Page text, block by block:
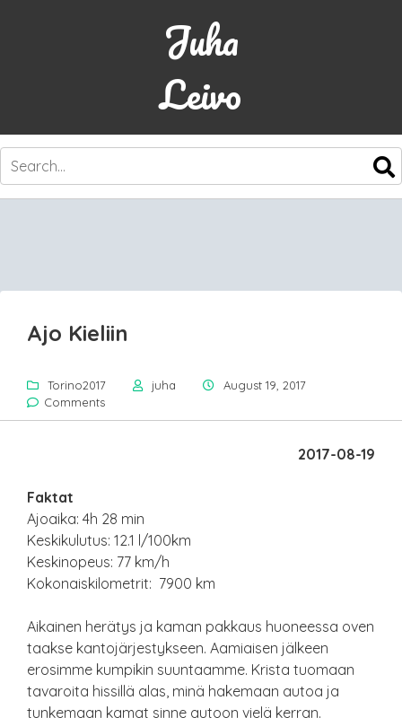
Juha
Leivo
SKIP
CONTENT
Ajo Kieliin
Torino2017 juha
August 19, 2017
Comments
2017-08-19
Faktat
Ajoaika: 4h 28 min
Keskikulutus: 12.1 l/100km
Keskinopeus: 77 km/h
Kokonaiskilometrit: 7900 km
Aikainen herätys ja kaman pakkaus huoneessa oven
taakse kantojärjestykseen. Aamiaisen jälkeen
erosimme kumpikin suuntaamme. Krista tuomaan
tavaroita hissillä alas, minä hakemaan autoa ja
tunkemaan kamat sinne autoon vielä kerran.